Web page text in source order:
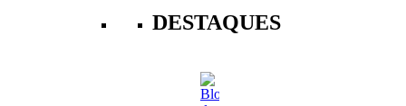
DESTAQUES